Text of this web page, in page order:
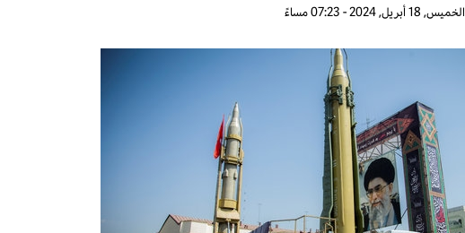
الخميس, 18 أبريل, 2024 - 07:23 مساءً